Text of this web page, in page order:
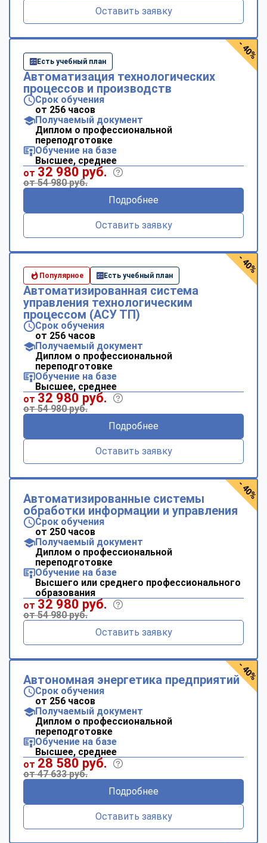
Оставить заявку
Есть учебный план
Автоматизация технологических
процессов и производств
Срок обучения
от 256 часов
Получаемый документ
Диплом о профессиональной
переподготовке
Обучение на базе
Высшее, среднее
от 32 980 руб.
от 54 980 руб.
Подробнее
Оставить заявку
- 40%
Популярное Есть учебный план
Автоматизированная система
управления технологическим
процессом (АСУ ТП)
Срок обучения
от 256 часов
Получаемый документ
Диплом о профессиональной
переподготовке
Обучение на базе
Высшее, среднее
от 32 980 руб.
от 54 980 руб.
Подробнее
Оставить заявку
- 40%
Автоматизированные системы
обработки информации и управления
Срок обучения
от 250 часов
Получаемый документ
Диплом о профессиональной
переподготовке
Обучение на базе
Высшего или среднего профессионального
образования
от 32 980 руб.
от 54 980 руб.
Оставить заявку
- 40%
Автономная энергетика предприятий
Срок обучения
от 256 часов
Получаемый документ
Диплом о профессиональной
переподготовке
Обучение на базе
Высшее, среднее
от 28 580 руб.
от 47 633 руб.
Подробнее
Оставить заявку
- 40%